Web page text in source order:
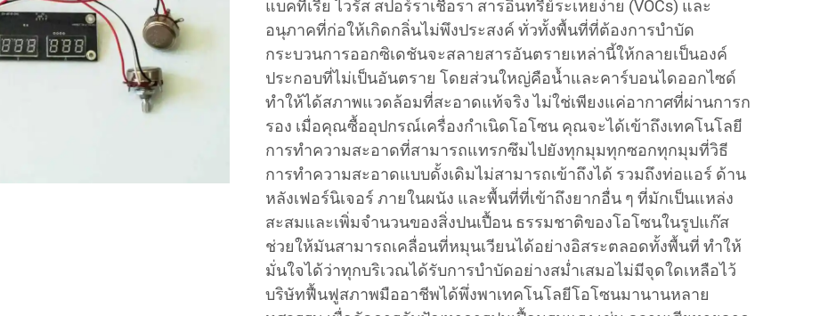
แบคทีเรีย ไวรัส สปอร์ราเชื้อรา สารอินทรีย์ระเหยง่าย (VOCs) และ
อนุภาคที่ก่อให้เกิดกลิ่นไม่พึงประสงค์ ทั่วทั้งพื้นที่ที่ต้องการบำบัด
กระบวนการออกซิเดชันจะสลายสารอันตรายเหล่านี้ให้กลายเป็นองค์
ประกอบที่ไม่เป็นอันตราย โดยส่วนใหญ่คือน้ำและคาร์บอนไดออกไซด์
ทำให้ได้สภาพแวดล้อมที่สะอาดแท้จริง ไม่ใช่เพียงแค่อากาศที่ผ่านการก
รอง เมื่อคุณซื้ออุปกรณ์เครื่องกำเนิดโอโซน คุณจะได้เข้าถึงเทคโนโลยี
การทำความสะอาดที่สามารถแทรกซึมไปยังทุกมุมทุกซอกทุกมุมที่วิธี
การทำความสะอาดแบบดั้งเดิมไม่สามารถเข้าถึงได้ รวมถึงท่อแอร์ ด้าน
หลังเฟอร์นิเจอร์ ภายในผนัง และพื้นที่ที่เข้าถึงยากอื่น ๆ ที่มักเป็นแหล่ง
สะสมและเพิ่มจำนวนของสิ่งปนเปื้อน ธรรมชาติของโอโซนในรูปแก๊ส
ช่วยให้มันสามารถเคลื่อนที่หมุนเวียนได้อย่างอิสระตลอดทั้งพื้นที่ ทำให้
มั่นใจได้ว่าทุกบริเวณได้รับการบำบัดอย่างสม่ำเสมอไม่มีจุดใดเหลือไว้
บริษัทฟื้นฟูสภาพมืออาชีพได้พึ่งพาเทคโนโลยีโอโซนมานานหลาย